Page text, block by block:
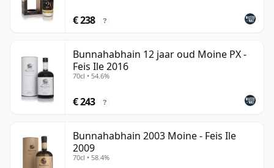
€ 238 ?
Bunnahabhain 12 jaar oud Moine PX -
Feis Ile 2016
70cl • 54.6%
€ 243 ?
Bunnahabhain 2003 Moine - Feis Ile
2009
70cl • 58.4%